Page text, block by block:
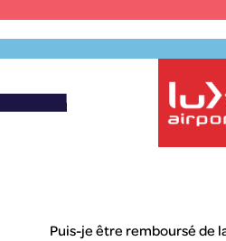
Puis-je être remboursé de